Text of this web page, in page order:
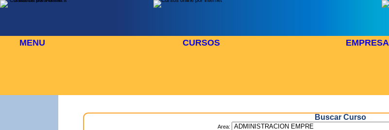
MENU CURSOS EMPRESA
Buscar Curso
Area: